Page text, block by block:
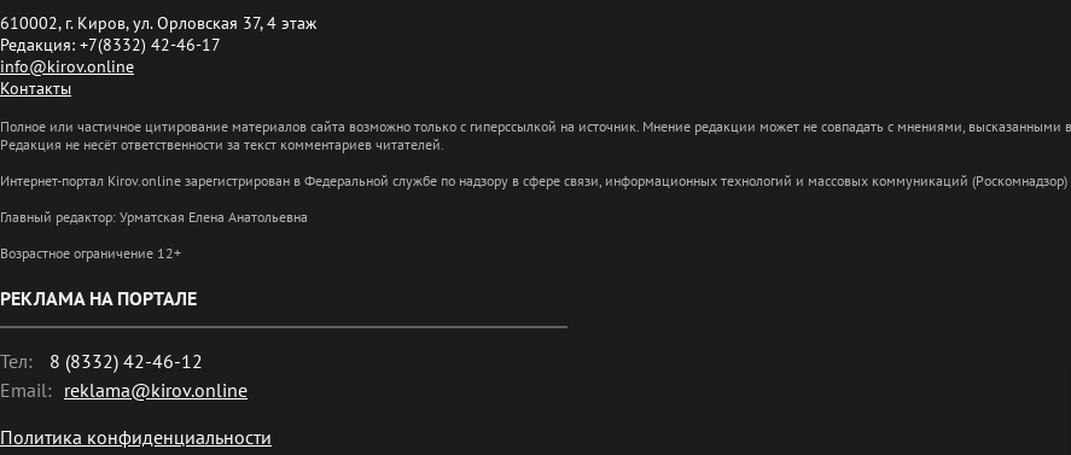
610002, г. Киров, ул. Орловская 37, 4 этаж
Редакция: +7(8332) 42-46-17
info@kirov.online
Контакты
Полное или частичное цитирование материалов сайта возможно только с гиперссылкой на источник. Мнение редакции может не совпадать с мнениями,
Редакция не несёт ответственности за текст комментариев читателей.
Интернет-портал Kirov.online зарегистрирован в Федеральной службе по надзору в сфере связи, информационных технологий и массовых коммуникаций
Главный редактор: Урматская Елена Анатольевна
Возрастное ограничение 12+
РЕКЛАМА НА ПОРТАЛЕ
Тел:
8 (8332) 42-46-12
Email: reklama@kirov.online
Политика конфиденциальности